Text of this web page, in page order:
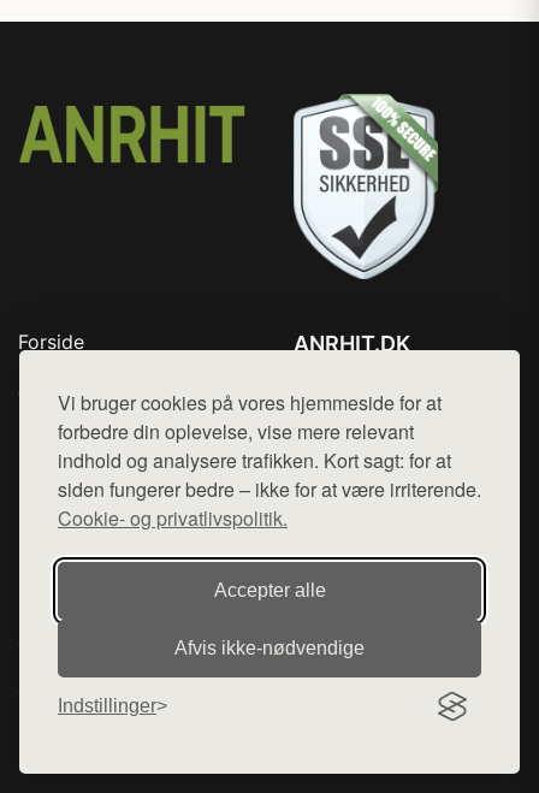
Vi bruger cookies på vores hjemmeside for at
forbedre din oplevelse, vise mere relevant
indhold og analysere trafikken. Kort sagt: for at
siden fungerer bedre – ikke for at være irriterende.
Cookie- og privatlivspolitik.
Accepter alle
Afvis ikke‑nødvendige
Indstillinger
Forside
Top Rabatter
Blog
Kontakt
ANRHIT.DK
Mail: hej@want.dk
Cookie- og privatlivspolitik
Denne side er en del af want.dk, der udgiver en række
hjemmesider med præsentation af forskellige produkter fra
diverse webshops. Der sælges ikke varer fra denne side - vi
henviser til de shops, som sælger varen. Vi har heller ikke
varerne på lager.